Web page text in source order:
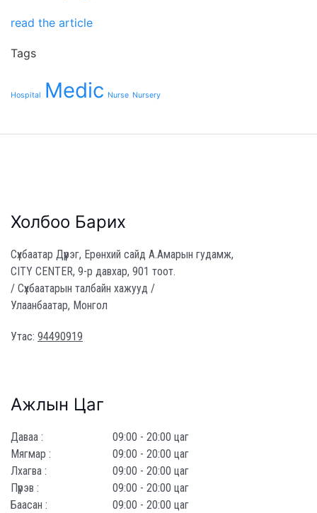
read the article
Tags
Hospital Medic Nurse Nursery
Холбоо Барих
Сүхбаатар Дүүрэг, Ерөнхий сайд А.Амарын гудамж,
CITY CENTER, 9-р давхар, 901 тоот.
/ Сүхбаатарын талбайн хажууд /
Улаанбаатар, Монгол
Утас: 94490919
Ажлын Цаг
Даваа :
09:00 - 20:00 цаг
Мягмар :
09:00 - 20:00 цаг
Лхагва :
09:00 - 20:00 цаг
Пүрэв :
09:00 - 20:00 цаг
Баасан :
09:00 - 20:00 цаг